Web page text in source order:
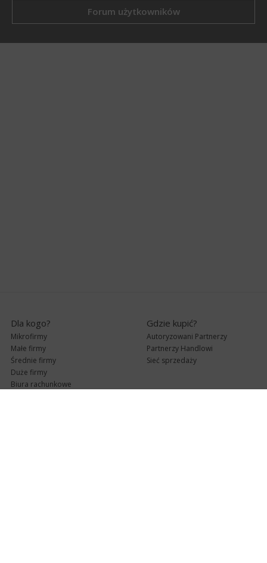
Forum użytkowników
Dla kogo?
Mikrofirmy
Małe firmy
Średnie firmy
Duże firmy
Biura rachunkowe
Gdzie kupić?
Autoryzowani Partnerzy
Partnerzy Handlowi
Sieć sprzedaży